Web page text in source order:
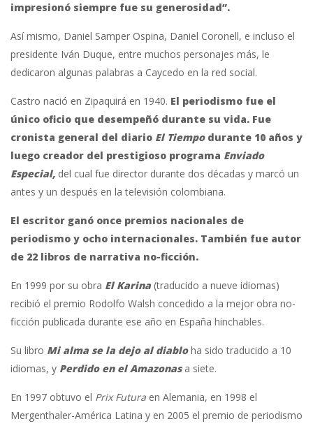
impresionó siempre fue su generosidad”.
Así mismo, Daniel Samper Ospina, Daniel Coronell, e incluso el
presidente Iván Duque, entre muchos personajes más, le
dedicaron algunas palabras a Caycedo en la red social.
Castro nació en Zipaquirá en 1940. El periodismo fue el
único oficio que desempeñó durante su vida. Fue
cronista general del diario El Tiempodurante 10 años y
luego creador del prestigioso programa Enviado
Especial, del cual fue director durante dos décadas y marcó un
antes y un después en la televisión colombiana.
El escritor ganó once premios nacionales de
periodismo y ocho internacionales. También fue autor
de 22 libros de narrativa no-ficción.
En 1999 por su obra El Karina (traducido a nueve idiomas)
recibió el premio Rodolfo Walsh concedido a la mejor obra no-
ficción publicada durante ese año en España hinchables.
Su libro Mi alma se la dejo al diabloha sido traducido a 10
idiomas, y Perdido en el Amazonasa siete.
En 1997 obtuvo el Prix Futura en Alemania, en 1998 el
Mergenthaler-América Latina y en 2005 el premio de periodismo